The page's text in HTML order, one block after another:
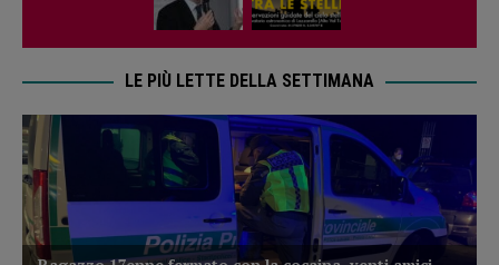
LE PIÙ LETTE DELLA SETTIMANA